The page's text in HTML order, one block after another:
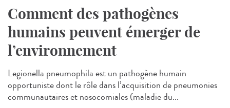
Comment des pathogènes
humains peuvent émerger de
l’environnement
Legionella pneumophila est un pathogène humain
opportuniste dont le rôle dans l’acquisition de pneumonies
communautaires et nosocomiales (maladie du...